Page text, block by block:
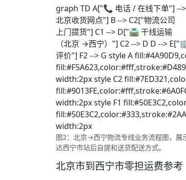
graph TD A["📞 电话 / 在线下单"] --
北京收货网点"] B --> C2["物流公司
上门提货"] C1 --> D["🛣️ 干线运输
（北京 →西宁）"] C2 --> D D -->
评价"] F2 --> G style A
width:2px style C2
width:2px style F1
width:2px
图2：北京→西宁物流专线业务流程图，展
达西宁市站后自提和送货配送方式。
北京市到西宁市零担运费参考